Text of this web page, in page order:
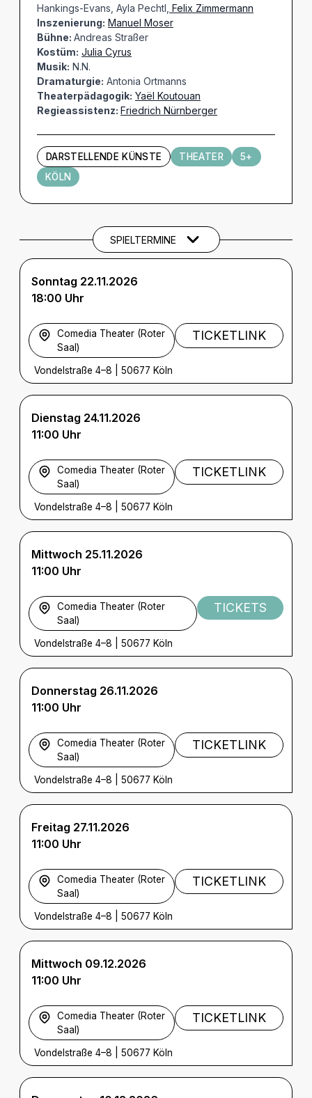
Hankings-Evans, Ayla Pechtl, Felix Zimmermann
Inszenierung: Manuel Moser
Bühne: Andreas Straßer
Kostüm: Julia Cyrus
Musik: N.N.
Dramaturgie: Antonia Ortmanns
Theaterpädagogik: Yaël Koutouan
Regieassistenz: Friedrich Nürnberger
DARSTELLENDE KÜNSTE THEATER
5+
KÖLN
Termine und Tickets
SPIELTERMINE
Sonntag 22.11.2026
18:00 Uhr
Comedia Theater (Roter
Saal)
Vondelstraße 4–8 50677 Köln
TICKETLINK
Dienstag 24.11.2026
11:00 Uhr
Comedia Theater (Roter
Saal)
Vondelstraße 4–8 50677 Köln
TICKETLINK
Mittwoch 25.11.2026
11:00 Uhr
Comedia Theater (Roter
Saal)
Vondelstraße 4–8 50677 Köln
TICKETS
Donnerstag 26.11.2026
11:00 Uhr
Comedia Theater (Roter
Saal)
Vondelstraße 4–8 50677 Köln
TICKETLINK
Freitag 27.11.2026
11:00 Uhr
Comedia Theater (Roter
Saal)
Vondelstraße 4–8 50677 Köln
TICKETLINK
Mittwoch 09.12.2026
11:00 Uhr
Comedia Theater (Roter
Saal)
Vondelstraße 4–8 50677 Köln
TICKETLINK